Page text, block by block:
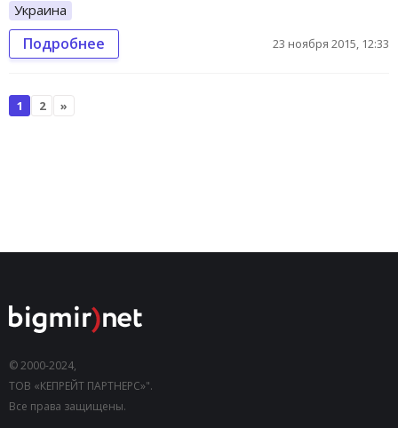
Украина
Подробнее 23 ноября 2015, 12:33
1 2 »
© 2000-2024,
ТОВ «КЕПРЕЙТ ПАРТНЕРС»".
Все права защищены.